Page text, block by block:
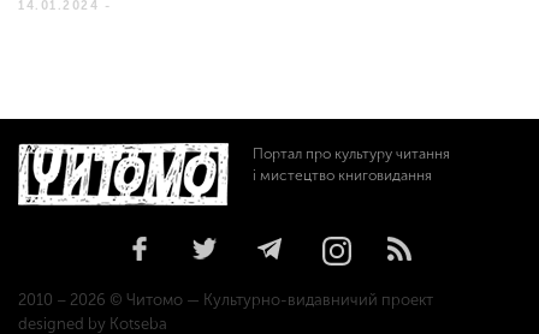
14.01.2024 -
Портал про культуру читання
і мистецтво книговидання
2010 – 2026 © Читомо — Культурно-видавничий проект
designed by Kotseba